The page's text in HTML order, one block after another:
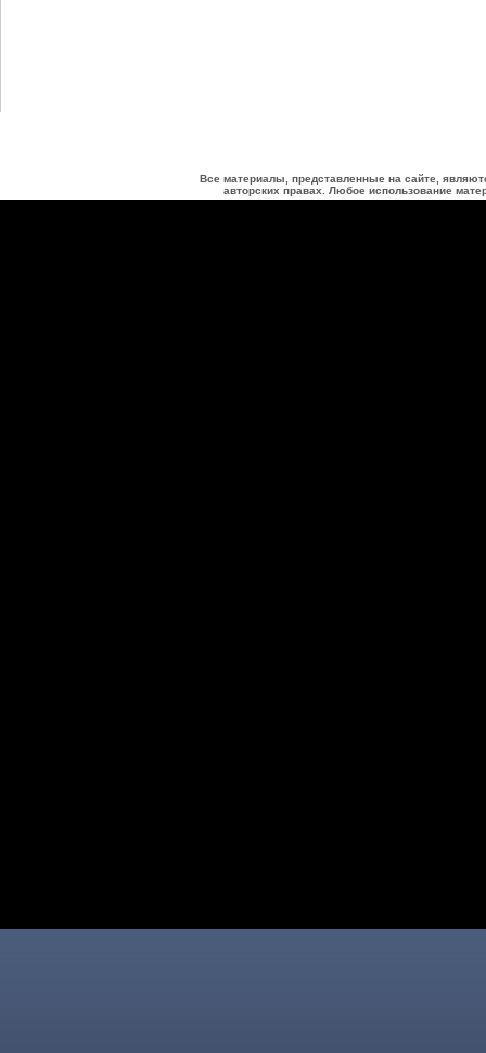
Все материалы, представленные на сайте,
авторских правах. Любое использование